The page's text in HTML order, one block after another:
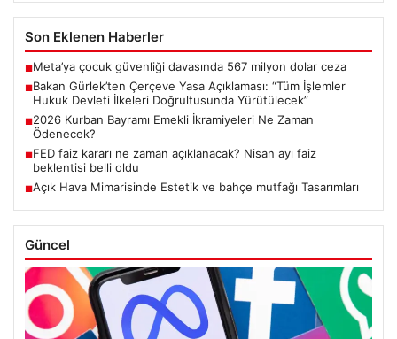
Son Eklenen Haberler
■Meta’ya çocuk güvenliği davasında 567 milyon dolar ceza
■Bakan Gürlek’ten Çerçeve Yasa Açıklaması: “Tüm İşlemler
Hukuk Devleti İlkeleri Doğrultusunda Yürütülecek”
■2026 Kurban Bayramı Emekli İkramiyeleri Ne Zaman
Ödenecek?
■FED faiz kararı ne zaman açıklanacak? Nisan ayı faiz
beklentisi belli oldu
■Açık Hava Mimarisinde Estetik ve bahçe mutfağı Tasarımları
Güncel